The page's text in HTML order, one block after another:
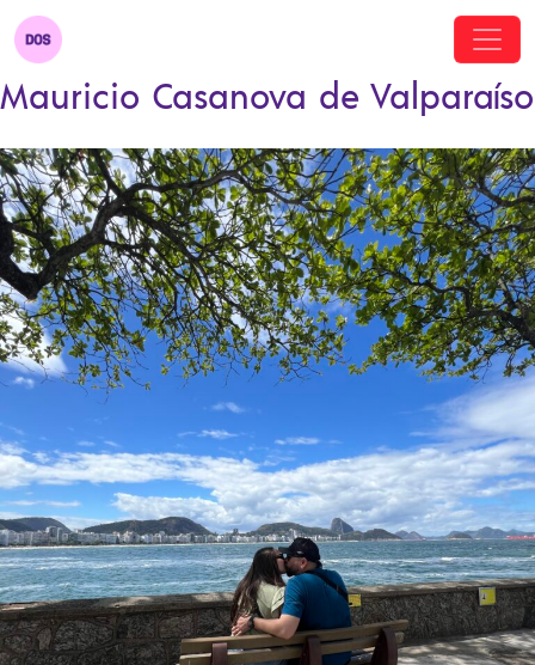
Mauricio Casanova de Valparaíso